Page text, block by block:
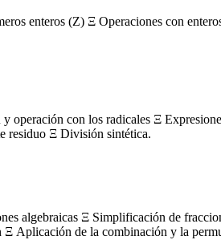
enteros (Z) Ξ Operaciones con
con los radicales Ξ
residuo Ξ División sintética.
algebraicas Ξ Simplificación de
Aplicación de la combinación y la